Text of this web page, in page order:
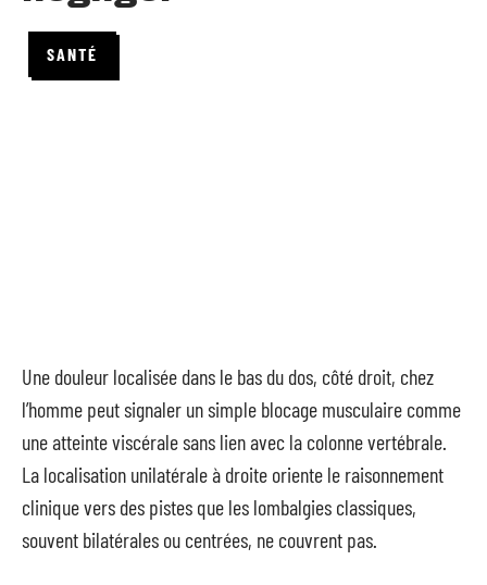
SANTÉ
Une douleur localisée dans le bas du dos, côté droit, chez
l’homme peut signaler un simple blocage musculaire comme
une atteinte viscérale sans lien avec la colonne vertébrale.
La localisation unilatérale à droite oriente le raisonnement
clinique vers des pistes que les lombalgies classiques,
souvent bilatérales ou centrées, ne couvrent pas.